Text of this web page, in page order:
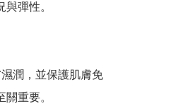
彈性。
潤，並保護肌膚免
重要。